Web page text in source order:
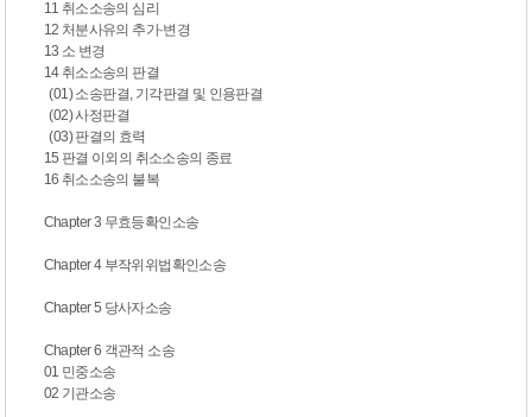
11 취소소송의 심리
12 처분사유의 추가·변경
13 소 변경
14 취소소송의 판결
(01) 소송판결, 기각판결 및 인용판결
(02) 사정판결
(03) 판결의 효력
15 판결 이외의 취소소송의 종료
16 취소소송의 불복
Chapter 3 무효등확인소송
Chapter 4 부작위위법확인소송
Chapter 5 당사자소송
Chapter 6 객관적 소송
01 민중소송
02 기관소송